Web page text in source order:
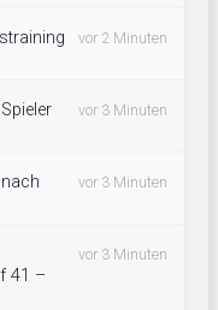
vor 2 Minuten
vor 3 Minuten
vor 3 Minuten
41 –
vor 3 Minuten